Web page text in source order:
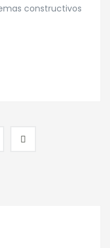
constructivos